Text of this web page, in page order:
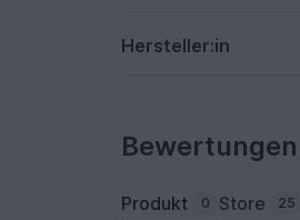
Hersteller:in
Bewertungen
Produkt 0 Store 25